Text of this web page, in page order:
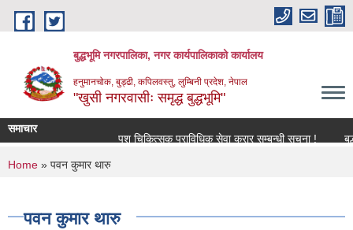
Skip to main content
बुद्धभूमि नगरपालिका, नगर कार्यपालिकाको कार्यालय
हनुमानचोक, बुड्ढी, कपिलवस्तु, लुम्बिनी प्रदेश, नेपाल
"खुसी नगरवासीः समृद्ध बुद्धभूमि"
समाचार
पशु चिकित्सक प्राविधिक सेवा करार सम्बन्धी सूचना !
You are here
Home » पवन कुमार थारु
पवन कुमार थारु